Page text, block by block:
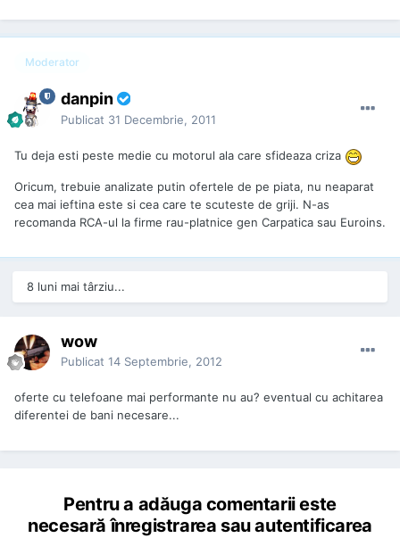
Moderator
danpin
Publicat 31 Decembrie, 2011
Tu deja esti peste medie cu motorul ala care sfideaza criza
Oricum, trebuie analizate putin ofertele de pe piata, nu neaparat
cea mai ieftina este si cea care te scuteste de griji. N-as
recomanda RCA-ul la firme rau-platnice gen Carpatica sau Euroins.
8 luni mai târziu...
wow
Publicat 14 Septembrie, 2012
oferte cu telefoane mai performante nu au? eventual cu achitarea
diferentei de bani necesare...
Pentru a adăuga comentarii este
necesară înregistrarea sau autentificarea